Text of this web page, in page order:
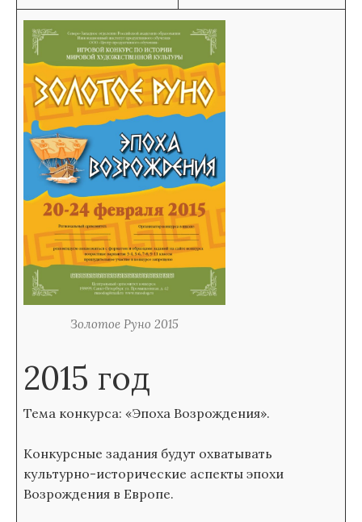
Золотое Руно 2015
2015 год
Тема конкурса: «Эпоха Возрождения».
Конкурсные задания будут охватывать
культурно-исторические аспекты эпохи
Возрождения в Европе.